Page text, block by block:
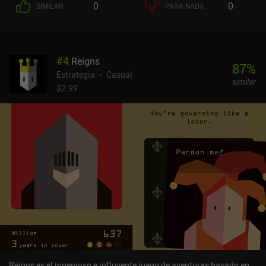
SIMILAR 0 PARA NADA 0
#4 Reigns
Estrategia
Casual
$2.99
87%
similar